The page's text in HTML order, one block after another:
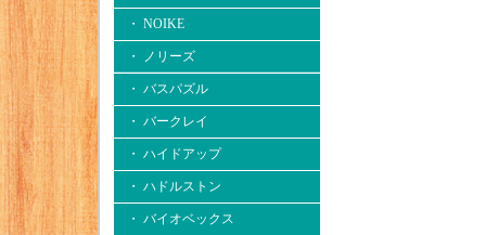
・ NOIKE
・ ノリーズ
・ バスパズル
・ バークレイ
・ ハイドアップ
・ ハドルストン
・ バイオベックス